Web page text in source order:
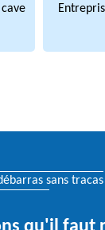
sans tracas